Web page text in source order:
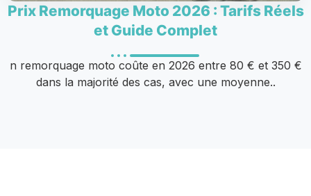
Prix Remorquage Moto 2026 : Tarifs Réels
et Guide Complet
n remorquage moto coûte en 2026 entre 80 € et 350 €
dans la majorité des cas, avec une moyenne..